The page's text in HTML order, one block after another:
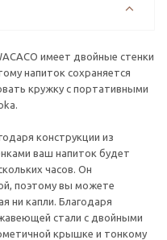
имеет двойные стенки
напиток сохраняется
кружку с портативными
конструкции из
ваш напиток будет
часов. Он
поэтому вы можете
ни капли. Благодаря
стали с двойными
крышке и тонкому